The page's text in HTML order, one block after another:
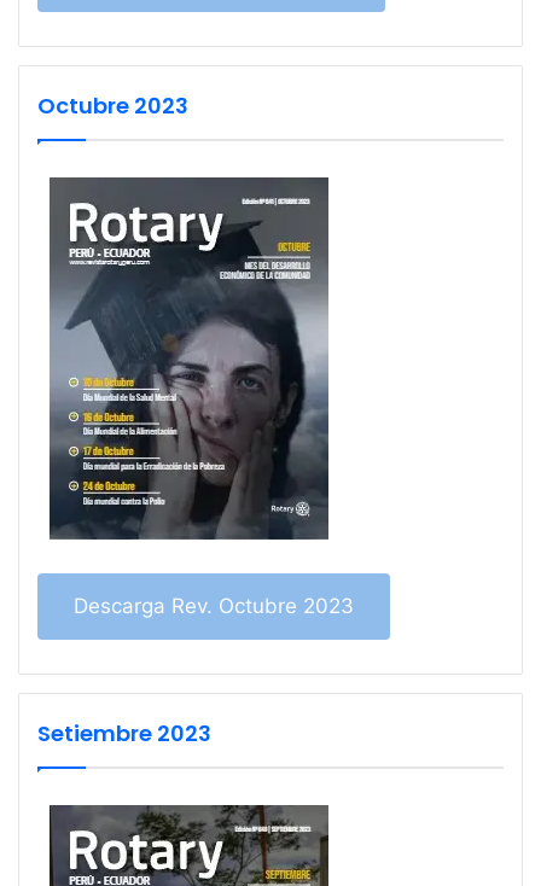
Octubre 2023
Descarga Rev. Octubre 2023
Setiembre 2023